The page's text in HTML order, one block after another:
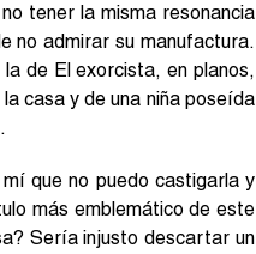
tener la misma resonancia
no admirar su manufactura.
de El exorcista, en planos,
casa y de una niña poseída
que no puedo castigarla y
más emblemático de este
Sería injusto descartar un